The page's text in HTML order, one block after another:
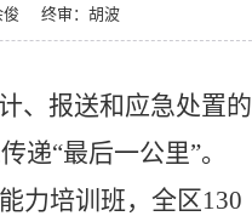
俊 终审：胡波
、报送和应急处置的
递“最后一公里”。
力培训班，全区130